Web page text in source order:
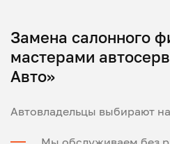
Замена салонного
мастерами
Авто»
Автовладельцы выбирают